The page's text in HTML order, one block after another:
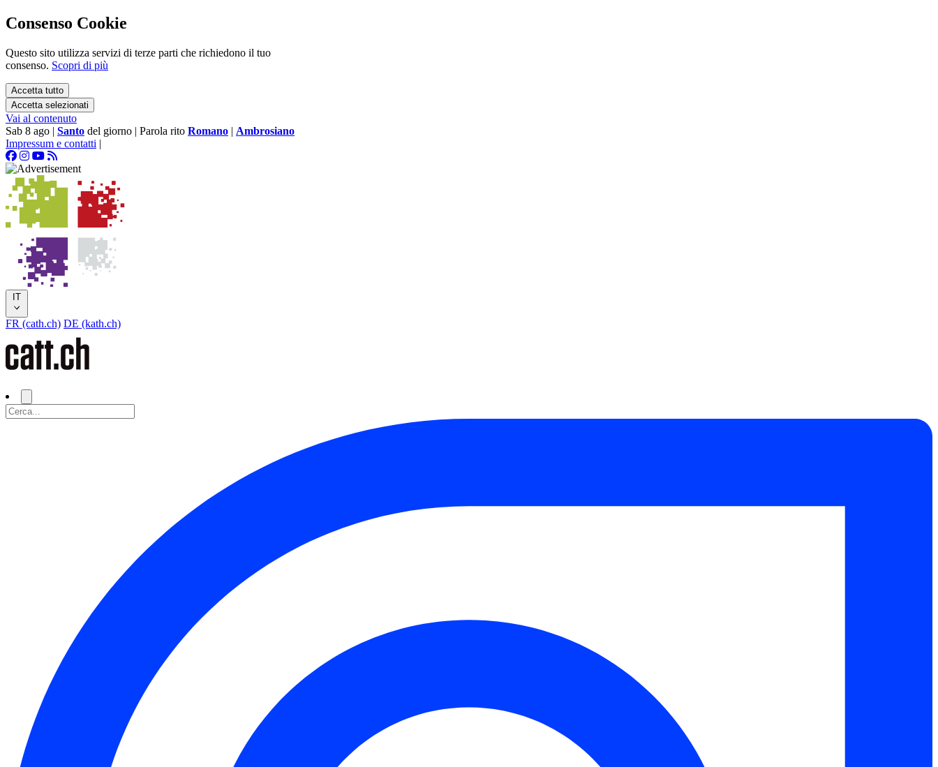
Consenso Cookie
Questo sito utilizza servizi di terze parti che richiedono il tuo
consenso. Scopri di più
Accetta tutto
Accetta selezionati
Vai al contenuto
Sab 8 ago | Santo del giorno | Parola rito Romano | Ambrosiano
Impressum e contatti |
IT
FR (cath.ch) DE (kath.ch)